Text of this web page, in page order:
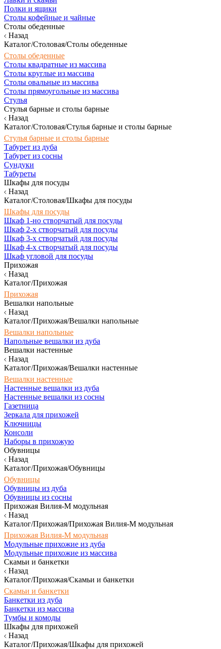
Полки и ящики
Столы кофейные и чайные
Столы обеденные
Назад
Каталог/Столовая/Столы обеденные
Столы обеденные
Столы квадратные из массива
Столы круглые из массива
Столы овальные из массива
Столы прямоугольные из массива
Стулья
Стулья барные и столы барные
Назад
Каталог/Столовая/Стулья барные и столы барные
Стулья барные и столы барные
Табурет из дуба
Табурет из сосны
Сундуки
Табуреты
Шкафы для посуды
Назад
Каталог/Столовая/Шкафы для посуды
Шкафы для посуды
Шкаф 1-но створчатый для посуды
Шкаф 2-х створчатый для посуды
Шкаф 3-х створчатый для посуды
Шкаф 4-х створчатый для посуды
Шкаф угловой для посуды
Прихожая
Назад
Каталог/Прихожая
Прихожая
Вешалки напольные
Назад
Каталог/Прихожая/Вешалки напольные
Вешалки напольные
Напольные вешалки из дуба
Вешалки настенные
Назад
Каталог/Прихожая/Вешалки настенные
Вешалки настенные
Настенные вешалки из дуба
Настенные вешалки из сосны
Газетница
Зеркала для прихожей
Ключницы
Консоли
Наборы в прихожую
Обувницы
Назад
Каталог/Прихожая/Обувницы
Обувницы
Обувницы из дуба
Обувницы из сосны
Прихожая Вилия-М модульная
Назад
Каталог/Прихожая/Прихожая Вилия-М модульная
Прихожая Вилия-М модульная
Модульные прихожие из дуба
Модульные прихожие из массива
Скамьи и банкетки
Назад
Каталог/Прихожая/Скамьи и банкетки
Скамьи и банкетки
Банкетки из дуба
Банкетки из массива
Тумбы и комоды
Шкафы для прихожей
Назад
Каталог/Прихожая/Шкафы для прихожей